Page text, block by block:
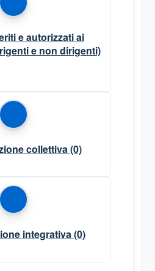
e autorizzati ai
e non dirigenti)
collettiva (0)
integrativa (0)